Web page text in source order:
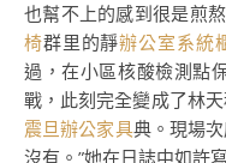
也幫不上的感到很是煎
椅群里的靜辦公室系統
過，在小區核酸檢測點
戰，此刻完全變成了林
震旦辦公家具典。現場
沒有。”她在日誌中如許